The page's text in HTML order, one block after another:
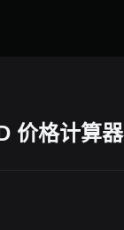
价格计算器